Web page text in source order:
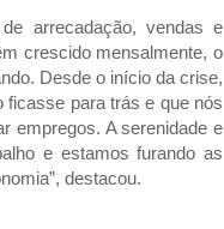
arrecadação, vendas e
crescido mensalmente, o
Desde o início da crise,
ficasse para trás e que nós
empregos. A serenidade e
e estamos furando as
destacou.